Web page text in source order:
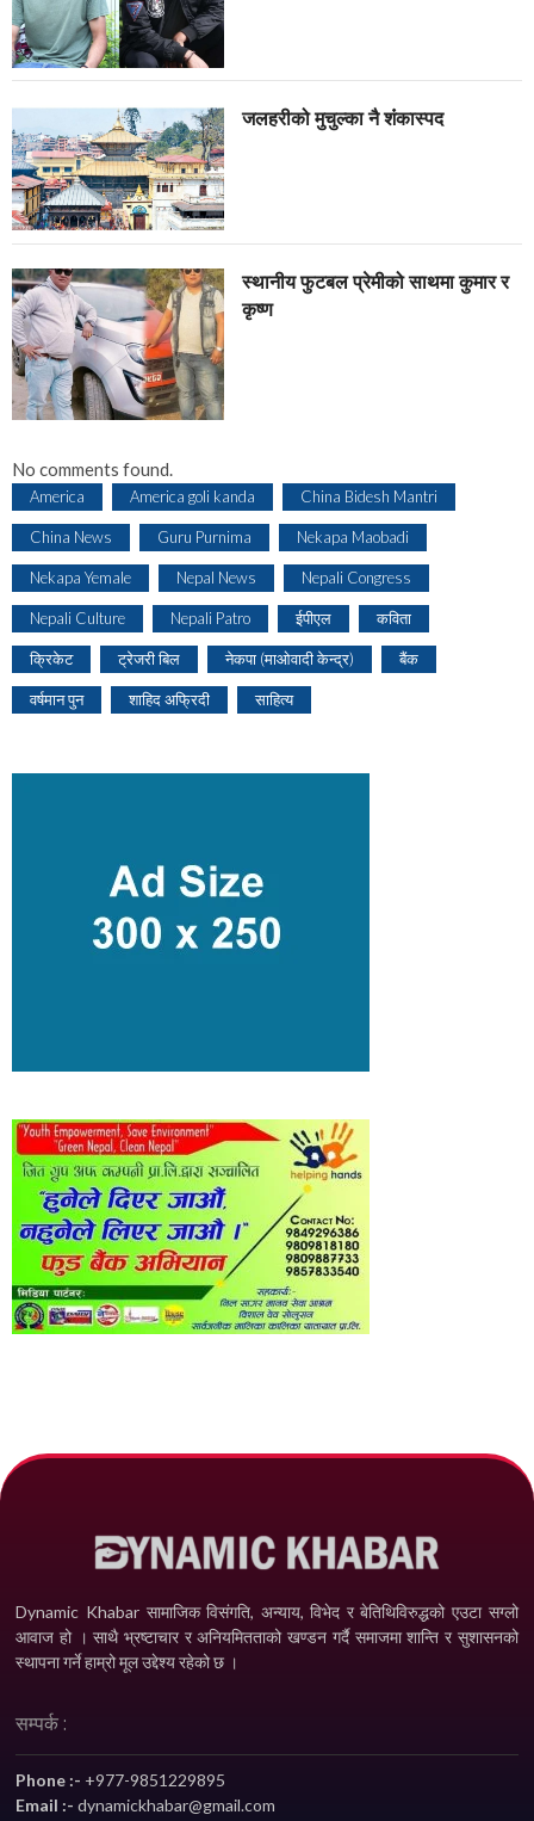
जलहरीको मुचुल्का नै शंंकास्पद
स्थानीय फुटबल प्रेमीको साथमा कुमार र
कृष्ण
No comments found.
America America goli kanda China Bidesh Mantri
China News Guru Purnima Nekapa Maobadi
Nekapa Yemale Nepal News Nepali Congress
Nepali Culture Nepali Patro ईपीएल कविता
क्रिकेट ट्रेजरी बिल नेकपा (माओवादी केन्द्र) बैंक
वर्षमान पुन शाहिद अफ्रिदी साहित्य
Dynamic Khabar सामाजिक विसंगति, अन्याय, विभेद­ र बेतिथिविरुद्धको एउटा सग्लो
आवाज हो । साथै भ्रष्टाचार र अनियमितताको खण्डन गर्दै समाजमा शान्ति र सुशासनको
स्थापना गर्ने हाम्रो मूल उद्देश्य रहेको छ ।
सम्पर्क :
Phone :- +977-9851229895
Email :-dynamickhabar@gmail.com